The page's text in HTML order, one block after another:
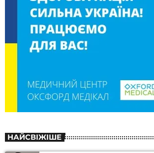
НАЙСВІЖІШЕ